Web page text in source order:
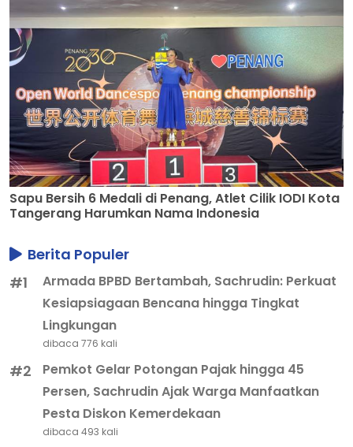
Sapu Bersih 6 Medali di Penang, Atlet Cilik IODI Kota
Tangerang Harumkan Nama Indonesia
Berita Populer
#1
Armada BPBD Bertambah, Sachrudin: Perkuat
Kesiapsiagaan Bencana hingga Tingkat
Lingkungan
dibaca 776 kali
#2
Pemkot Gelar Potongan Pajak hingga 45
Persen, Sachrudin Ajak Warga Manfaatkan
Pesta Diskon Kemerdekaan
dibaca 493 kali